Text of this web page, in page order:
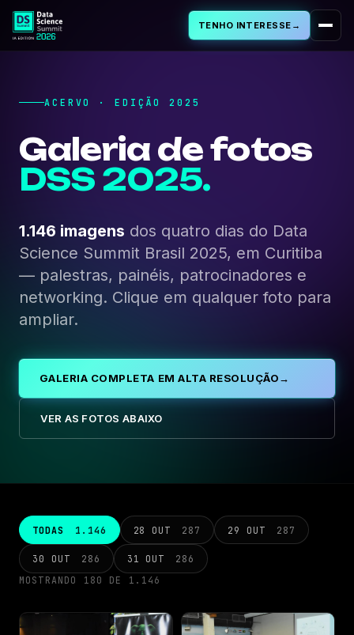
TENHO INTERESSE →
Programação
Cursos & Workshops
Cases de IA
Palestrantes
Local
Galeria 2025
Histórico
ACERVO · EDIÇÃO 2025
Galeria de fotos
DSS 2025.
1.146 imagens dos quatro dias do Data
Science Summit Brasil 2025, em Curitiba
— palestras, painéis, patrocinadores e
networking. Clique em qualquer foto para
ampliar.
GALERIA COMPLETA EM ALTA RESOLUÇÃO→
VER AS FOTOS ABAIXO
TODAS 1.146 28 OUT 287 29 OUT 287
30 OUT 286 31 OUT
286
MOSTRANDO 180 DE 1.146